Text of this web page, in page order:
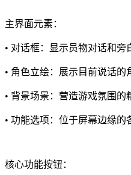
主界面元素：
• 对话框：显示员物对话和旁
• 角色立绘：展示目前说话的
• 背景场景：营造游戏氛围的
• 功能选项：位于屏幕边缘的
核心功能按钮：